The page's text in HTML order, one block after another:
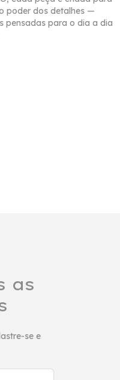
poder dos detalhes —
pensadas para o dia a dia
as
se e